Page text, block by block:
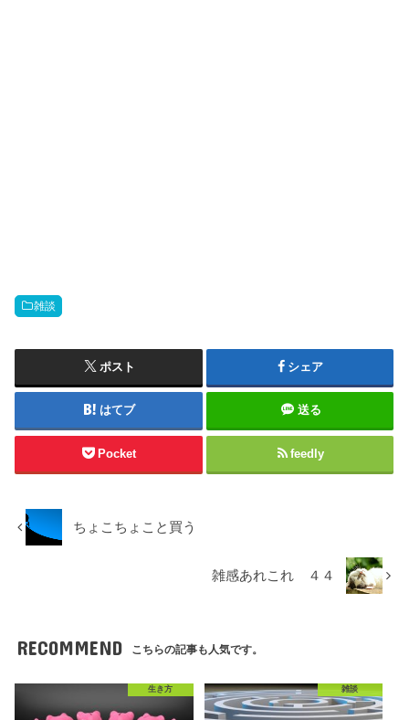
雑談
ポスト シェア
はてブ 送る
Pocket feedly
ちょこちょこと買う
雑感あれこれ ４４
RECOMMEND こちらの記事も人気です。
生き方 雑談